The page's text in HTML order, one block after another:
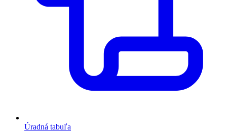
Úradná tabuľa